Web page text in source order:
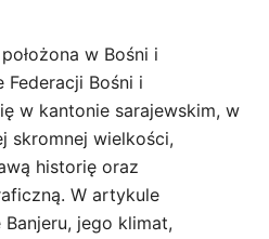
w Bośni i
Bośni i
w kantonie sarajewskim, w
skromnej wielkości,
historię oraz
W artykule
jego klimat,